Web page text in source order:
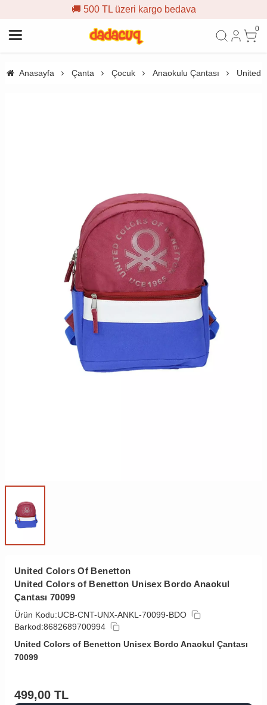
🚚 500 TL üzeri kargo bedava
0
Anasayfa Çanta Çocuk Anaokulu Çantası United
United Colors Of Benetton
United Colors of Benetton Unisex Bordo Anaokul
Çantası 70099
Ürün Kodu:UCB-CNT-UNX-ANKL-70099-BDO
Barkod:8682689700994
United Colors of Benetton Unisex Bordo Anaokul Çantası
70099
499,00 TL